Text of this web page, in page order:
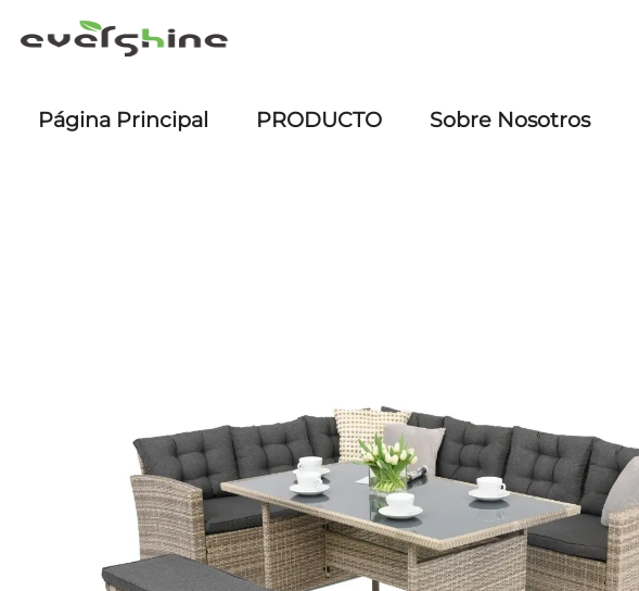
Página Principal PRODUCTO Sobre Nosotros